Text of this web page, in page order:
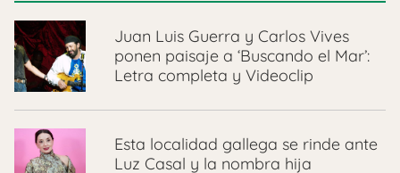
Juan Luis Guerra y Carlos Vives
ponen paisaje a ‘Buscando el Mar’:
Letra completa y Videoclip
Esta localidad gallega se rinde ante
Luz Casal y la nombra hija